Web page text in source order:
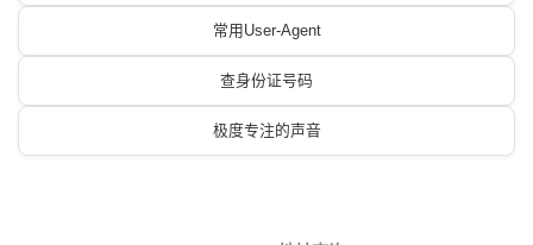
常用User-Agent
查身份证号码
极度专注的声音